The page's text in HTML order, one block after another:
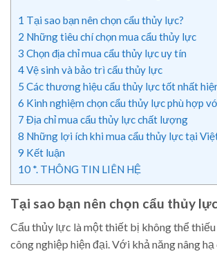
1 Tại sao bạn nên chọn cẩu thủy lực?
2 Những tiêu chí chọn mua cẩu thủy lực
3 Chọn địa chỉ mua cẩu thủy lực uy tín
4Vệ sinh và bảo trì cẩu thủy lực
5 Các thương hiệu cẩu thủy lực tốt nhất
6 Kinh nghiệm chọn cẩu thủy lực phù hợp
7 Địa chỉ mua cẩu thủy lực chất lượng
8 Những lợi ích khi mua cẩu thủy lực tại
9 Kết luận
10 *. THÔNG TIN LIÊN HỆ
Tại sao bạn nên chọn cẩu thủy
Cẩu thủy lực là một thiết bị không thể
công nghiệp hiện đại. Với khả năng nâng